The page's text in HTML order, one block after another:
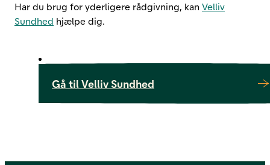
Har du brug for yderligere rådgivning, kan Velliv
Sundhed hjælpe dig.
Gå til Velliv Sundhed